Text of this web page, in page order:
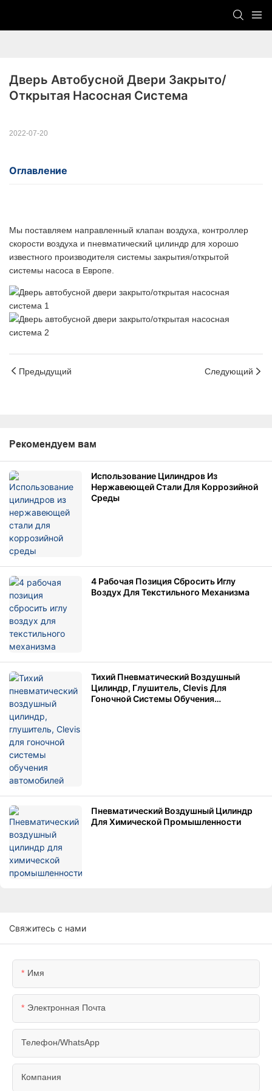
Дверь Автобусной Двери Закрыто/
Открытая Насосная Система
2022-07-20
Оглавление
Мы поставляем направленный клапан воздуха, контроллер
скорости воздуха и пневматический цилиндр для хорошо
известного производителя системы закрытия/открытой
системы насоса в Европе.
Предыдущий Следующий
Рекомендуем вам
Использование Цилиндров Из
Нержавеющей Стали Для Коррозийной
Среды
4 Рабочая Позиция Сбросить Иглу
Воздух Для Текстильного Механизма
Тихий Пневматический Воздушный
Цилиндр, Глушитель, Clevis Для
Гоночной Системы Обучения
Пневматический Воздушный Цилиндр
Для Химической Промышленности
Свяжитесь с нами
Имя
Электронная Почта
Телефон/WhatsApp
Компания